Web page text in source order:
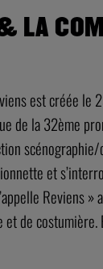
LA
est créée
de la 32ème
et
Reviens
et de